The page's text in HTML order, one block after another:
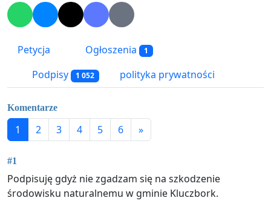
Petycja Ogłoszenia 1
Podpisy 1 052 polityka prywatności
Komentarze
1 2 3 4 5 6 »
#1
Podpisuję gdyż nie zgadzam się na szkodzenie
środowisku naturalnemu w gminie Kluczbork.